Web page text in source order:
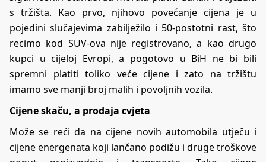
s tržišta. Kao prvo, njihovo povećanje cijena je u
pojedini slučajevima zabilježilo i 50-postotni rast, što
recimo kod SUV-ova nije registrovano, a kao drugo
kupci u cijeloj Evropi, a pogotovo u BiH ne bi bili
spremni platiti toliko veće cijene i zato na tržištu
imamo sve manji broj malih i povoljnih vozila.
Cijene skaču, a prodaja cvjeta
Može se reći da na cijene novih automobila utječu i
cijene energenata koji lančano podižu i druge troškove